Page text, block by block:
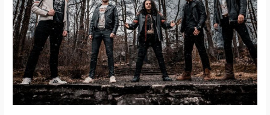
single
« Dragon’s
Gaze »
et
prépare
la
sortie